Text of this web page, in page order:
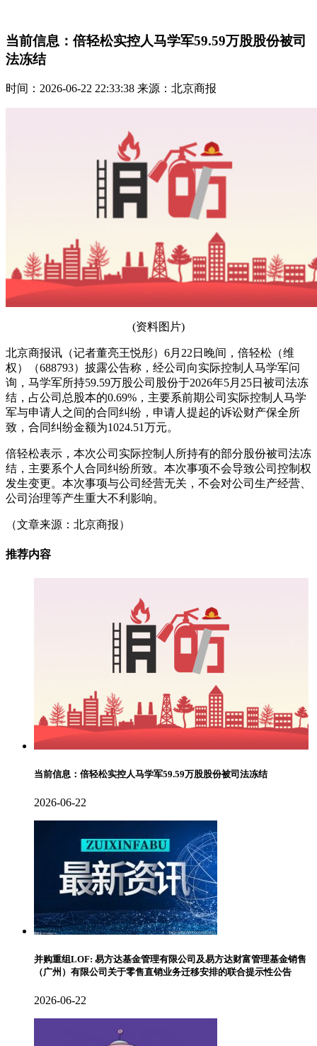
当前信息：倍轻松实控人马学军59.59万股股份被司
法冻结
时间：2026-06-22 22:33:38 来源：北京商报
(资料图片)
北京商报讯（记者董亮王悦彤）6月22日晚间，倍轻松（维
权）（688793）披露公告称，经公司向实际控制人马学军问
询，马学军所持59.59万股公司股份于2026年5月25日被司法冻
结，占公司总股本的0.69%，主要系前期公司实际控制人马学
军与申请人之间的合同纠纷，申请人提起的诉讼财产保全所
致，合同纠纷金额为1024.51万元。
倍轻松表示，本次公司实际控制人所持有的部分股份被司法冻
结，主要系个人合同纠纷所致。本次事项不会导致公司控制权
发生变更。本次事项与公司经营无关，不会对公司生产经营、
公司治理等产生重大不利影响。
（文章来源：北京商报）
推荐内容
当前信息：倍轻松实控人马学军59.59万股股份被司法冻结
2026-06-22
并购重组LOF: 易方达基金管理有限公司及易方达财富管理基金销售
（广州）有限公司关于零售直销业务迁移安排的联合提示性公告
2026-06-22